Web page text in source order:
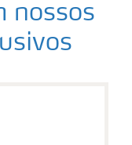
nossos